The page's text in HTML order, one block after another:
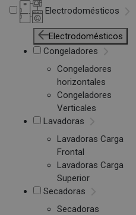
Electrodomésticos
Electrodomésticos
Congeladores
Congeladores
horizontales
Congeladores
Verticales
Lavadoras
Lavadoras Carga
Frontal
Lavadoras Carga
Superior
Secadoras
Secadoras